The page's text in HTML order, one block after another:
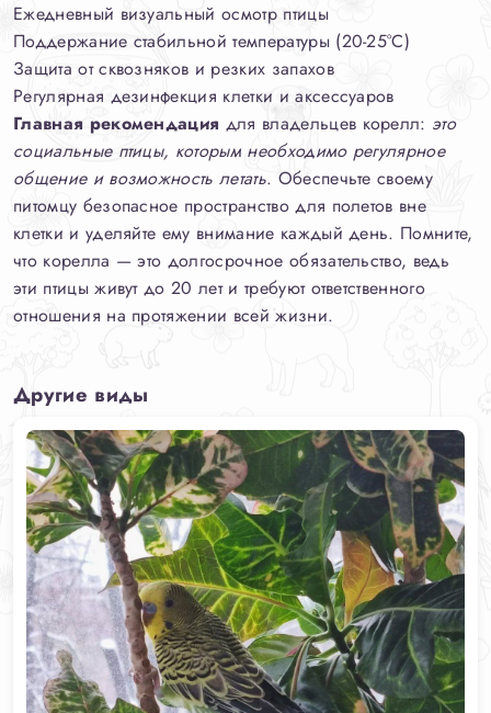
Ежедневный визуальный осмотр птицы
Поддержание стабильной температуры (20-25°C)
Защита от сквозняков и резких запахов
Регулярная дезинфекция клетки и аксессуаров
Главная рекомендация для владельцев корелл: это
социальные птицы, которым необходимо регулярное
общение и возможность летать. Обеспечьте своему
питомцу безопасное пространство для полетов вне
клетки и уделяйте ему внимание каждый день. Помните,
что корелла — это долгосрочное обязательство, ведь
эти птицы живут до 20 лет и требуют ответственного
отношения на протяжении всей жизни.
Другие виды